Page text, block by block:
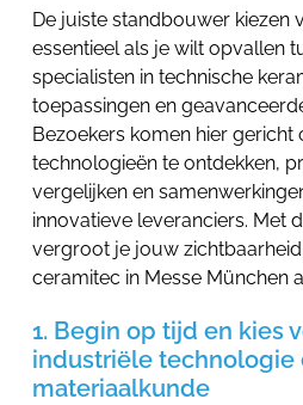
De juiste standbouwer kiezen
essentieel als je wilt opvallen
specialisten in technische
toepassingen en
Bezoekers komen hier gericht
technologieën te ontdekken,
vergelijken en
innovatieve leveranciers. Met
vergroot je jouw
ceramitec in Messe München
1. Begin op tijd en kies
industriële technologie
materiaalkunde